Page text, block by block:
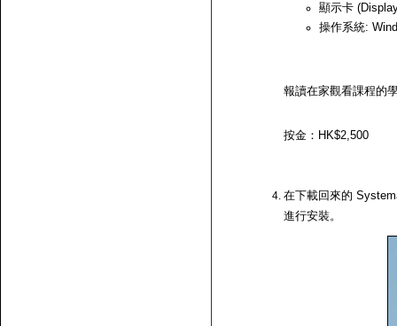
顯示卡
操作系統:
報讀在家觀看課程的
按金：HK$2,500
在下載回來的
進行安裝。